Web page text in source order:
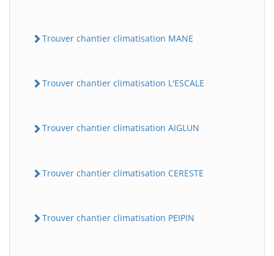
Trouver chantier climatisation MANE
Trouver chantier climatisation L'ESCALE
Trouver chantier climatisation AIGLUN
Trouver chantier climatisation CERESTE
Trouver chantier climatisation PEIPIN